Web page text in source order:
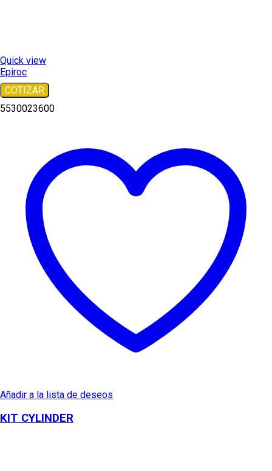
Quick view
Epiroc
COTIZAR
5530023600
Añadir a la lista de deseos
KIT CYLINDER